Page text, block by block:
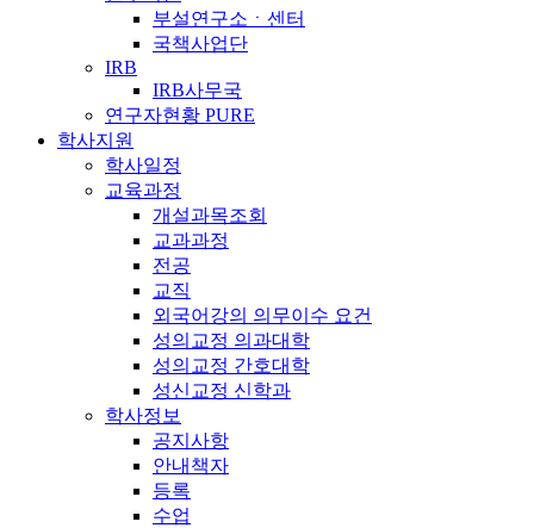
부설연구소ㆍ센터
국책사업단
IRB
IRB사무국
연구자현황 PURE
학사지원
학사일정
교육과정
개설과목조회
교과과정
전공
교직
외국어강의 의무이수 요건
성의교정 의과대학
성의교정 간호대학
성신교정 신학과
학사정보
공지사항
안내책자
등록
수업